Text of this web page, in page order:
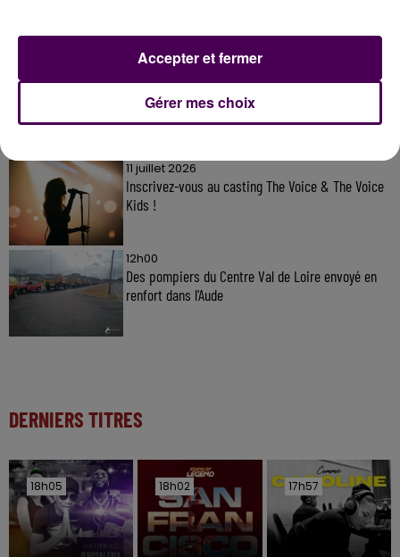
À LA UNE
Gagnez vos entrées à Terra Botanica !
11 juillet 2026
Inscrivez-vous au casting The Voice & The Voice
Kids !
12h00
Des pompiers du Centre Val de Loire envoyé en
renfort dans l'Aude
DERNIERS TITRES
18h05
18h05 18h02
18h02 17h57
17h57
Gérer mes choix
Accepter et fermer